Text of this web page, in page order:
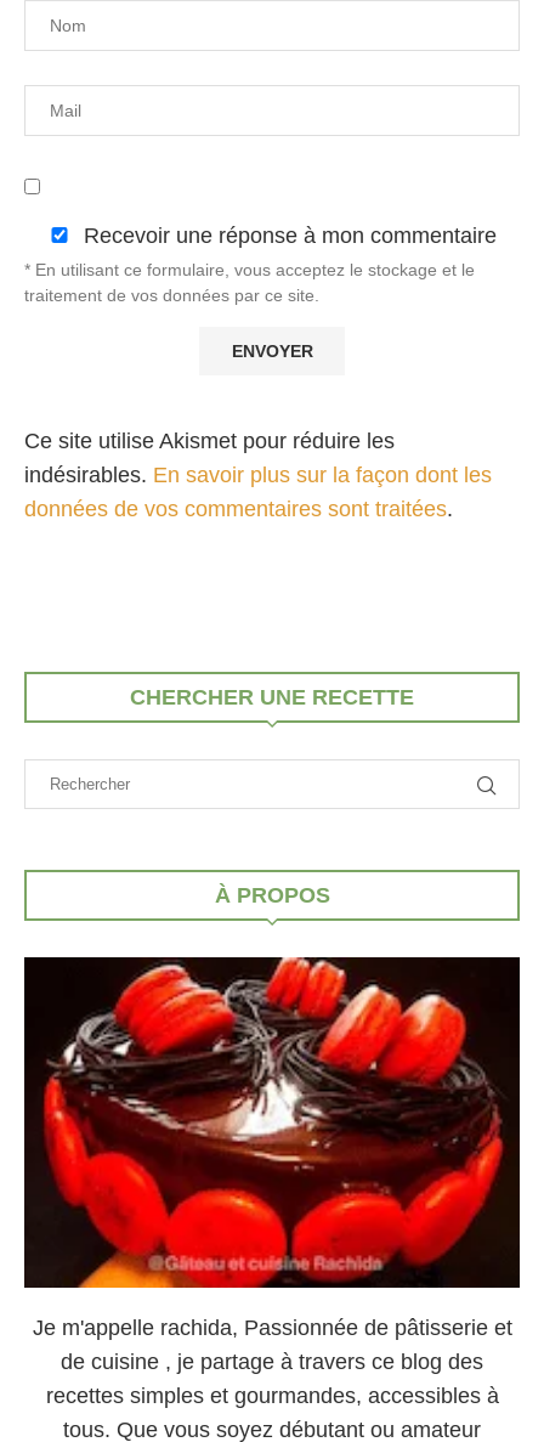
Recevoir une réponse à mon commentaire
* En utilisant ce formulaire, vous acceptez le stockage et le
traitement de vos données par ce site.
Ce site utilise Akismet pour réduire les
indésirables. En savoir plus sur la façon dont les
données de vos commentaires sont traitées.
CHERCHER UNE RECETTE
À PROPOS
Je m'appelle rachida, Passionnée de pâtisserie et
de cuisine , je partage à travers ce blog des
recettes simples et gourmandes, accessibles à
tous. Que vous soyez débutant ou amateur